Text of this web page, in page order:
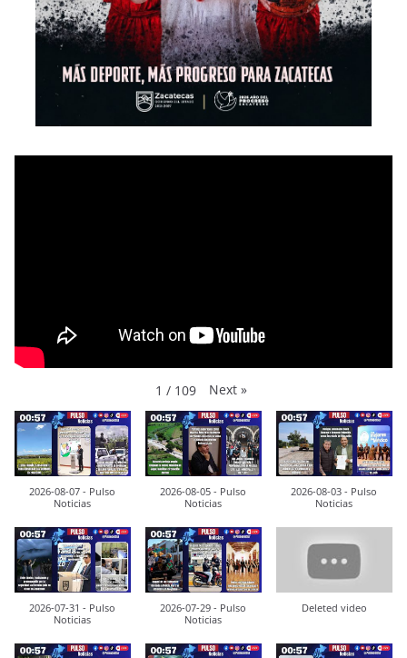
1 / 109 Next »
2026-08-07 - Pulso
Noticias
2026-08-05 - Pulso
Noticias
2026-08-03 - Pulso
Noticias
2026-07-31 - Pulso
Noticias
2026-07-29 - Pulso
Noticias
Deleted video